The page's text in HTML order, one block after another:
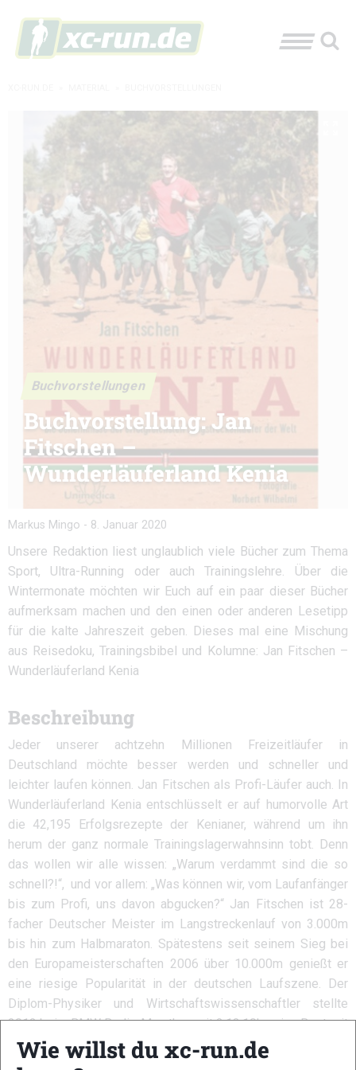
Buchvorstellungen
Buchvorstellung: Jan
Fitschen –
Wunderläuferland Kenia
Markus Mingo - 8. Januar 2020
Unsere Redaktion liest unglaublich viele Bücher zum Thema
Sport, Ultra-Running oder auch Trainingslehre. Über die
Wintermonate möchten wir Euch auf ein paar dieser Bücher
aufmerksam machen und den einen oder anderen Lesetipp
für die kalte Jahreszeit geben. Dieses mal eine Mischung
aus Reisedoku, Trainingsbibel und Kolumne: Jan Fitschen –
Wunderläuferland Kenia
Beschreibung
Jeder unserer achtzehn Millionen Freizeitläufer in
Deutschland möchte besser werden und schneller und
leichter laufen können. Jan Fitschen als Profi-Läufer auch. In
Wunderläuferland Kenia entschlüsselt er auf humorvolle Art
die 42,195 Erfolgsrezepte der Kenianer, während um ihn
herum der ganz normale Trainingslagerwahnsinn tobt. Denn
das wollen wir alle wissen: „Warum verdammt sind die so
schnell?!“, und vor allem: „Was können wir, vom Laufanfänger
bis zum Profi, uns davon abgucken?“ Jan Fitschen ist 28-
facher Deutscher Meister im Langstreckenlauf von 3.000m
bis hin zum Halbmaraton. Spätestens seit seinem Sieg bei
den Europameisterschaften 2006 über 10.000m genießt er
eine riesige Popularität in der deutschen Laufszene. Der
Diplom-Physiker und Wirtschaftswissenschaftler stellte
2012 beim BMW Berlin-Marathon mit 2:13:10h seine Bestzeit
auf.
Wie willst du xc-run.de